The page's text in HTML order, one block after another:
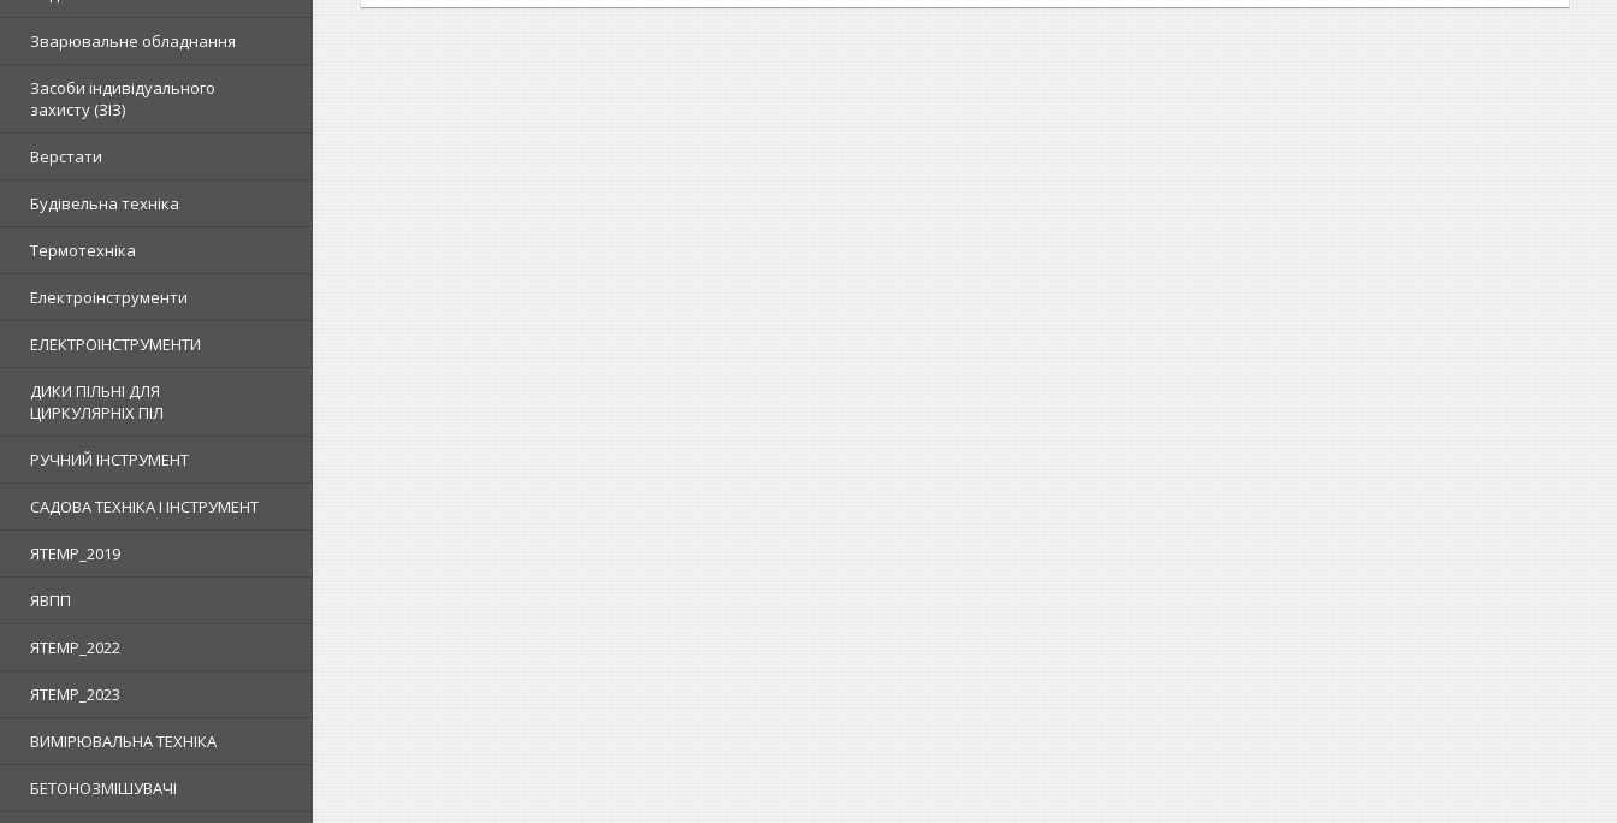
Зварювальне обладнання
Засоби індивідуального
захисту (ЗІЗ)
Верстати
Будівельна техніка
Термотехніка
Електроінструменти
ЕЛЕКТРОІНСТРУМЕНТИ
ДИКИ ПІЛЬНІ ДЛЯ
ЦИРКУЛЯРНІХ ПІЛ
РУЧНИЙ ІНСТРУМЕНТ
САДОВА ТЕХНІКА І ІНСТРУМЕНТ
ЯTEMP_2019
ЯВПП
ЯTEMP_2022
ЯTEMP_2023
ВИМІРЮВАЛЬНА ТЕХНІКА
БЕТОНОЗМІШУВАЧІ